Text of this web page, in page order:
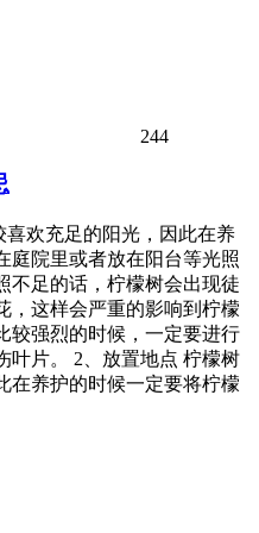
244
喜欢充足的阳光，因此在养
庭院里或者放在阳台等光照
不足的话，柠檬树会出现徒
，这样会严重的影响到柠檬
较强烈的时候，一定要进行
叶片。 2、放置地点 柠檬树
在养护的时候一定要将柠檬